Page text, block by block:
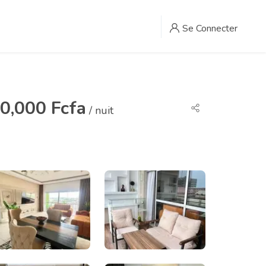
Se Connecter
Fcfa / nuit